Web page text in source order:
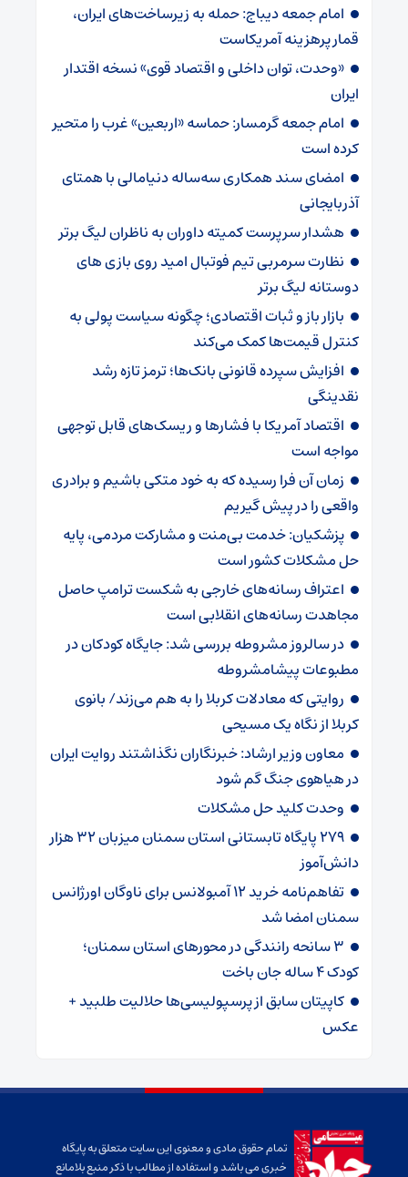
امام جمعه دیباج: حمله به زیرساخت‌های ایران،
قمار پرهزینه آمریکاست
«وحدت، توان داخلی و اقتصاد قوی» نسخه اقتدار
ایران
امام جمعه گرمسار: حماسه «اربعین» غرب را متحیر
کرده است
امضای سند همکاری سه‌ساله دنیامالی با همتای
آذربایجانی
هشدار سرپرست ‌کمیته داوران به ناظران لیگ برتر
نظارت سرمربی تیم‌ فوتبال امید روی بازی های
دوستانه لیگ برتر
بازار باز و ثبات اقتصادی؛ چگونه سیاست پولی به
کنترل قیمت‌ها کمک می‌کند
افزایش سپرده قانونی بانک‌ها؛ ترمز تازه رشد
نقدینگی
اقتصاد آمریکا با فشارها و ریسک‌های قابل توجهی
مواجه است
زمان آن فرا رسیده که به خود متکی باشیم و برادری
واقعی را در پیش گیریم
پزشکیان: خدمت بی‌منت و مشارکت مردمی، پایه
حل مشکلات کشور است
اعتراف رسانه‌های خارجی به شکست ترامپ حاصل
مجاهدت رسانه‌های انقلابی است
در سالروز مشروطه بررسی شد: جایگاه کودکان در
مطبوعات پیشامشروطه
روایتی که معادلات کربلا را به هم می‌زند/ بانوی
کربلا از نگاه یک مسیحی
معاون وزیر ارشاد: خبرنگاران نگذاشتند روایت ایران
در هیاهوی جنگ گم شود
وحدت کلید حل مشکلات
۲۷۹ پایگاه تابستانی استان سمنان میزبان ۳۲ هزار
دانش‌آموز
تفاهم‌نامه خرید ۱۲ آمبولانس برای ناوگان اورژانس
سمنان امضا شد
۳ سانحه رانندگی در محورهای استان سمنان؛
کودک ۴ ساله جان باخت
کاپیتان سابق از پرسپولیسی‌ها حلالیت طلبید +
عکس
تمام حقوق مادی و معنوی این سایت متعلق به پایگاه
خبری می باشد و استفاده از مطالب با ذکر منبع بلامانع